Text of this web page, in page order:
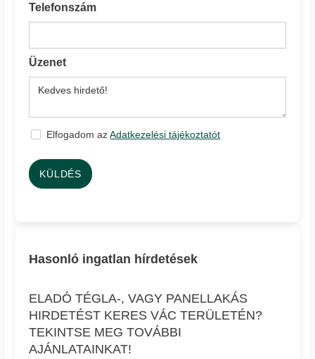
Telefonszám
Üzenet
Elfogadom azAdatkezelési tájékoztatót
KÜLDÉS
Hasonló ingatlan hírdetések
ELADÓ TÉGLA-, VAGY PANELLAKÁS
HIRDETÉST KERES VÁC TERÜLETÉN?
TEKINTSE MEG TOVÁBBI
AJÁNLATAINKAT!